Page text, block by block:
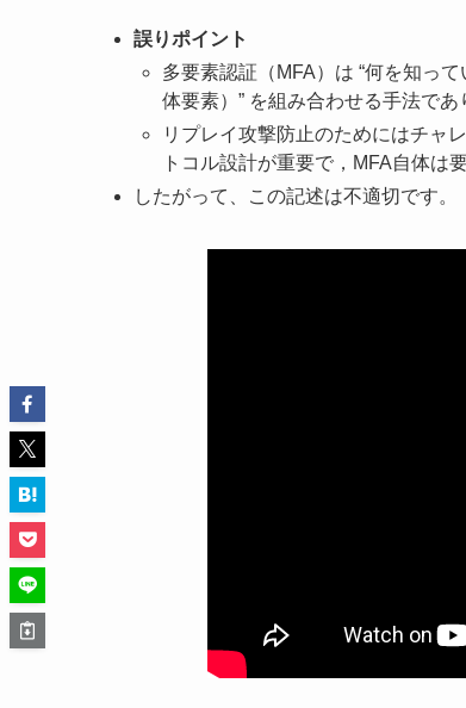
誤りポイント
多要素認証（MFA）は “何を知っ
体要素）” を組み合わせる手法で
リプレイ攻撃防止のためにはチャ
トコル設計が重要で，MFA自体は
したがって、この記述は不適切です。